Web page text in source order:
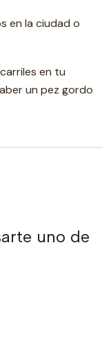
en la ciudad o
en tu
un pez gordo
uno de